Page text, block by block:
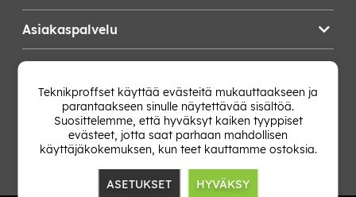
Asiakaspalvelu
Vaihda Maa
Teknikproffset käyttää evästeitä mukauttaakseen ja
parantaakseen sinulle näytettävää sisältöä.
Suosittelemme, että hyväksyt kaiken tyyppiset
evästeet, jotta saat parhaan mahdollisen
käyttäjäkokemuksen, kun teet kauttamme ostoksia.
ASETUKSET HYVÄKSY